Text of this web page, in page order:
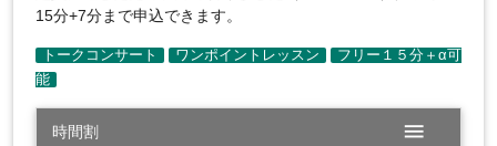
15分+7分まで申込できます。
時間割 menu